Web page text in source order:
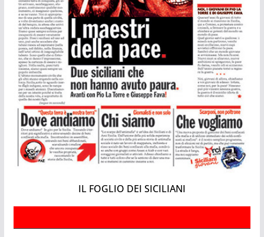
IL FOGLIO DEI SICILIANI